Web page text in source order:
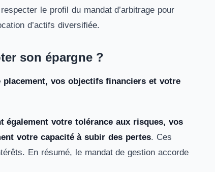
le profil du mandat d’arbitrage pour
d’actifs diversifiée.
son épargne ?
vos objectifs financiers et votre
également votre tolérance aux risques, vos
votre capacité à subir des pertes. Ces
En résumé, le mandat de gestion accorde